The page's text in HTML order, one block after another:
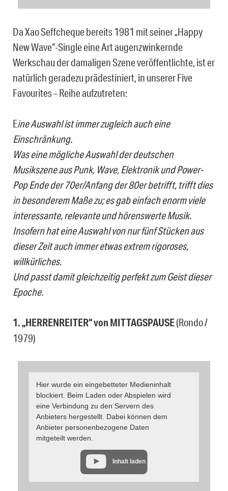
Da Xao Seffcheque bereits 1981 mit seiner „Happy
New Wave“-Single eine Art augenzwinkernde
Werkschau der damaligen Szene veröffentlichte, ist er
natürlich geradezu prädestiniert, in unserer Five
Favourites – Reihe aufzutreten:
Eine Auswahl ist immer zugleich auch eine
Einschränkung.
Was eine mögliche Auswahl der deutschen
Musikszene aus Punk, Wave, Elektronik und Power-
Pop Ende der 70er/Anfang der 80er betrifft, trifft dies
in besonderem Maße zu; es gab einfach enorm viele
interessante, relevante und hörenswerte Musik.
Insofern hat eine Auswahl von nur fünf Stücken aus
dieser Zeit auch immer etwas extrem rigoroses,
willkürliches.
Und passt damit gleichzeitig perfekt zum Geist dieser
Epoche.
1. „HERRENREITER“ von MITTAGSPAUSE(Rondo /
1979)
Hier wurde ein eingebetteter Medieninhalt
blockiert. Beim Laden oder Abspielen wird
eine Verbindung zu den Servern des
Anbieters hergestellt. Dabei können dem
Anbieter personenbezogene Daten
mitgeteilt werden.
Inhalt laden